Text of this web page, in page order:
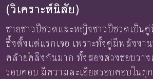
(วิเคราะห์นิสัย)
ชายชาวปีชวดและหญิงชาวปีชวดเป็นคู่
ซึ้งตั้งแต่แรกเจอ เพราะทั้งคู่มีพลังงา
คล้ายคลึงกันมาก ทั้งสองต่างชอบวา
รอบคอบ มีความละเอียดรอบคอบในทุก